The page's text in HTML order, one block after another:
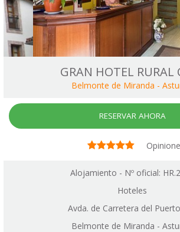
GRAN HOTEL RURAL
Belmonte de Miranda -
RESERVAR AHORA
Alojamiento - Nº oficial:
Hoteles
Avda. de Carretera del
Belmonte de Miranda -